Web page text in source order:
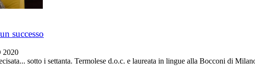
successo
2020
sotto i settanta. Termolese d.o.c. e laureata in lingue alla Bocconi di